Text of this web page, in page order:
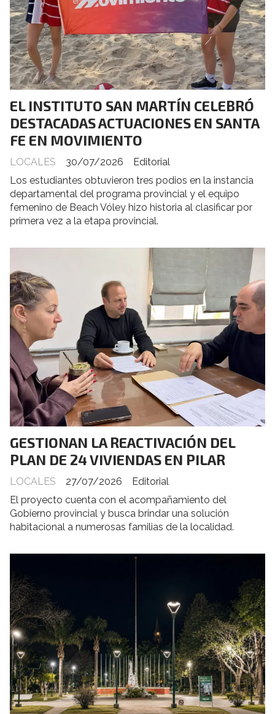
EL INSTITUTO SAN MARTÍN CELEBRÓ
DESTACADAS ACTUACIONES EN SANTA
FE EN MOVIMIENTO
Editorial
LOCALES
30/07/2026
Los estudiantes obtuvieron tres podios en la instancia
departamental del programa provincial y el equipo
femenino de Beach Vóley hizo historia al clasificar por
primera vez a la etapa provincial.
GESTIONAN LA REACTIVACIÓN DEL
PLAN DE 24 VIVIENDAS EN PILAR
Editorial
LOCALES
27/07/2026
El proyecto cuenta con el acompañamiento del
Gobierno provincial y busca brindar una solución
habitacional a numerosas familias de la localidad.